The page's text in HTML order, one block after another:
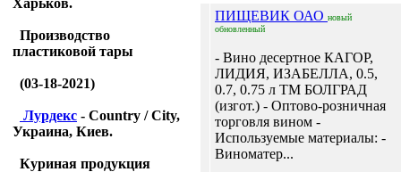
Харьков.
Производство
пластиковой тары
(03-18-2021)
Лурдекс - Country / City,
Украина, Киев.
Куриная продукция
ПИЩЕВИК ОАО новый
обновленный
- Вино десертное КАГОР,
ЛИДИЯ, ИЗАБЕЛЛА, 0.5,
0.7, 0.75 л ТМ БОЛГРАД
(изгот.) - Оптово-розничная
торговля вином -
Используемые материалы: -
Виноматер...